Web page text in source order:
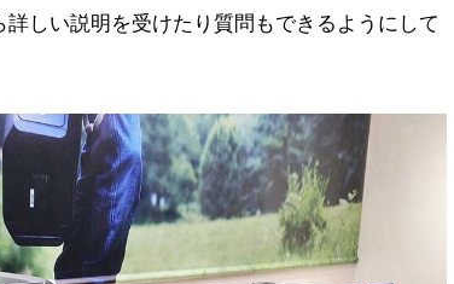
しい説明を受けたり質問もできるようにして